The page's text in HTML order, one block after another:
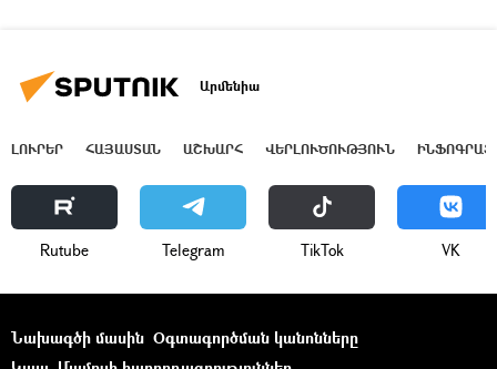
Արմենիա
ԼՈՒՐԵՐ ՀԱՅԱՍՏԱՆ ԱՇԽԱՐՀ ՎԵՐԼՈՒԾՈՒԹՅՈՒՆ
Rutube Telegram ТikТоk VK
Նախագծի մասին Օգտագործման կանոնները